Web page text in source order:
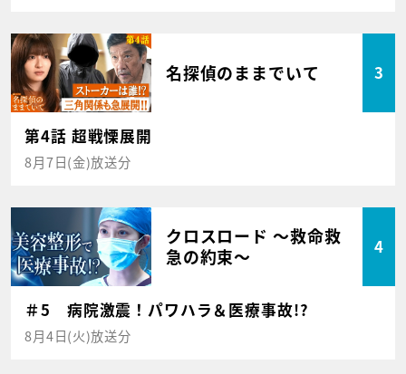
名探偵のままでいて 3
第4話 超戦慄展開
8月7日(金)放送分
クロスロード ～救命救
急の約束～
4
＃5 病院激震！パワハラ＆医療事故!?
8月4日(火)放送分